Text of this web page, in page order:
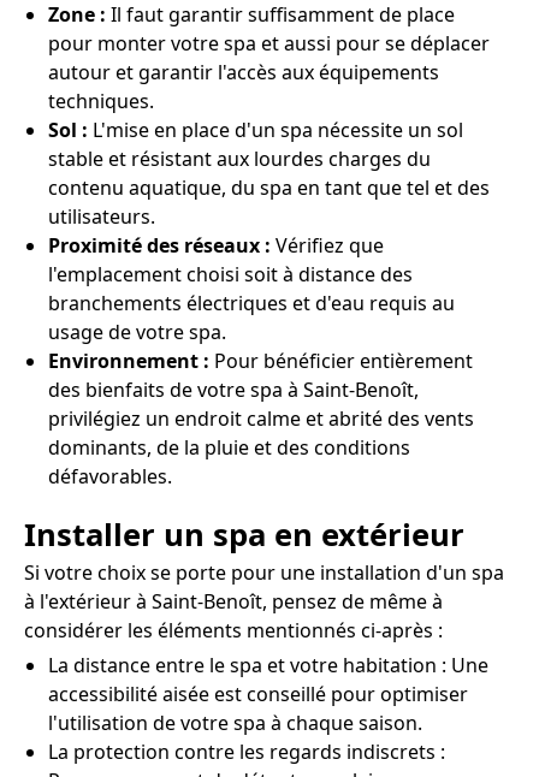
Zone : Il faut garantir suffisamment de place
pour monter votre spa et aussi pour se déplacer
autour et garantir l'accès aux équipements
techniques.
Sol : L'mise en place d'un spa nécessite un sol
stable et résistant aux lourdes charges du
contenu aquatique, du spa en tant que tel et des
utilisateurs.
Proximité des réseaux : Vérifiez que
l'emplacement choisi soit à distance des
branchements électriques et d'eau requis au
usage de votre spa.
Environnement : Pour bénéficier entièrement
des bienfaits de votre spa à Saint-Benoît,
privilégiez un endroit calme et abrité des vents
dominants, de la pluie et des conditions
défavorables.
Installer un spa en extérieur
Si votre choix se porte pour une installation d'un spa
à l'extérieur à Saint-Benoît, pensez de même à
considérer les éléments mentionnés ci-après :
La distance entre le spa et votre habitation : Une
accessibilité aisée est conseillé pour optimiser
l'utilisation de votre spa à chaque saison.
La protection contre les regards indiscrets :